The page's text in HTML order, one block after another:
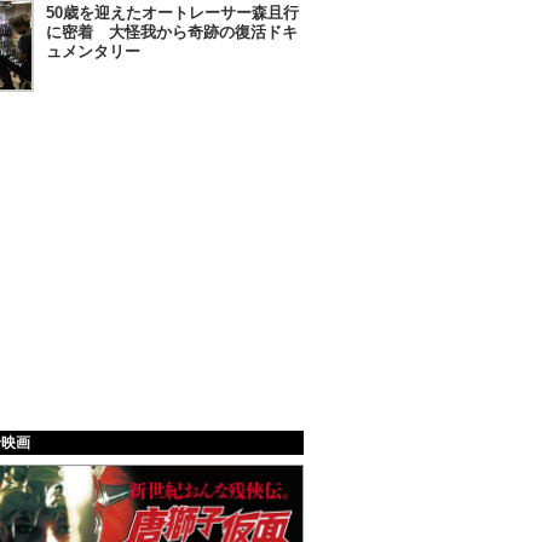
50歳を迎えたオートレーサー森且行
に密着 大怪我から奇跡の復活ドキ
ュメンタリー
画